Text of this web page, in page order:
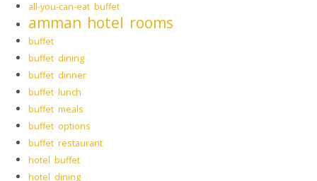
all-you-can-eat buffet
amman hotel rooms
buffet
buffet dining
buffet dinner
buffet lunch
buffet meals
buffet options
buffet restaurant
hotel buffet
hotel dining